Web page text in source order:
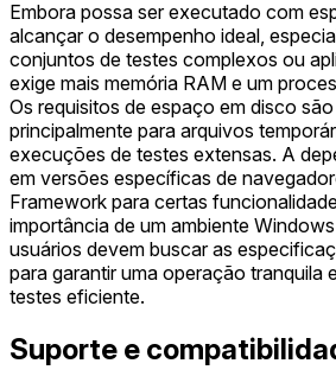
Embora possa ser executado com
alcançar o desempenho ideal,
conjuntos de testes complexos ou
exige mais memória RAM e um
Os requisitos de espaço em disco
principalmente para arquivos
execuções de testes extensas. A
em versões específicas de
Framework para certas
importância de um ambiente
usuários devem buscar as
para garantir uma operação tranquila
testes eficiente.
Suporte e